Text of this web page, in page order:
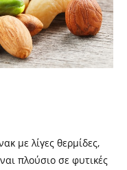
με λίγες θερμίδες,
πλούσιο σε φυτικές